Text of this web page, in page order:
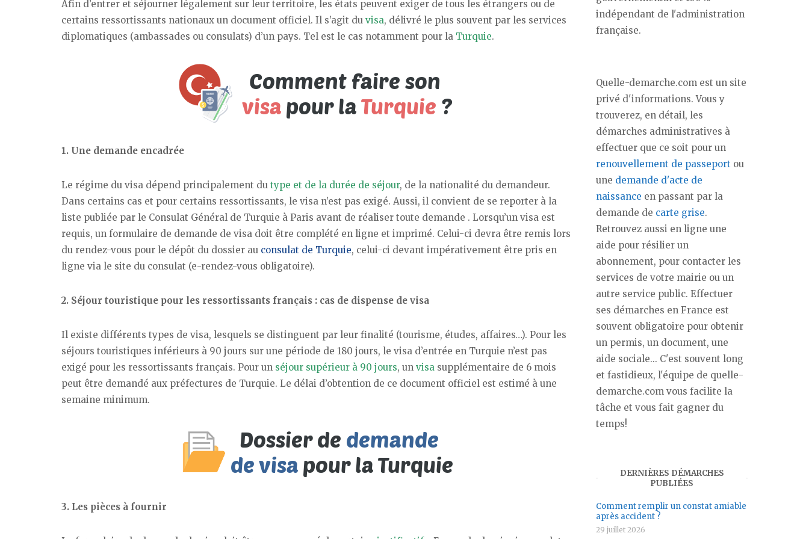
Afin d’entrer et séjourner légalement sur leur territoire, les états peuvent exiger de tous les étrangers ou de
certains ressortissants nationaux un document officiel. Il s’agit du visa, délivré le plus souvent par les services
diplomatiques (ambassades ou consulats) d’un pays. Tel est le cas notamment pour la Turquie.
1. Une demande encadrée
Le régime du visa dépend principalement du type et de la durée de séjour, de la nationalité du demandeur.
Dans certains cas et pour certains ressortissants, le visa n’est pas exigé. Aussi, il convient de se reporter à la
liste publiée par le Consulat Général de Turquie à Paris avant de réaliser toute demande . Lorsqu’un visa est
requis, un formulaire de demande de visa doit être complété en ligne et imprimé. Celui-ci devra être remis lors
du rendez-vous pour le dépôt du dossier au consulat de Turquie, celui-ci devant impérativement être pris en
ligne via le site du consulat (e-rendez-vous obligatoire).
2. Séjour touristique pour les ressortissants français : cas de dispense de visa
Il existe différents types de visa, lesquels se distinguent par leur finalité (tourisme, études, affaires…). Pour les
séjours touristiques inférieurs à 90 jours sur une période de 180 jours, le visa d’entrée en Turquie n’est pas
exigé pour les ressortissants français. Pour un séjour supérieur à 90 jours, un visa supplémentaire de 6 mois
peut être demandé aux préfectures de Turquie. Le délai d’obtention de ce document officiel est estimé à une
semaine minimum.
3. Les pièces à fournir
indépendant de l'administration
française.
Quelle-demarche.com est un site
privé d'informations. Vous y
trouverez, en détail, les
démarches administratives à
effectuer que ce soit pour un
renouvellement de passeport ou
une demande d'acte de
naissance en passant par la
demande de carte grise.
Retrouvez aussi en ligne une
aide pour résilier un
abonnement, pour contacter les
services de votre mairie ou un
autre service public. Effectuer
ses démarches en France est
souvent obligatoire pour obtenir
un permis, un document, une
aide sociale... C'est souvent long
et fastidieux, l'équipe de quelle-
demarche.com vous facilite la
tâche et vous fait gagner du
temps!
DERNIÈRES DÉMARCHES
PUBLIÉES
Comment remplir un constat amiable
après accident ?
29 juillet 2026